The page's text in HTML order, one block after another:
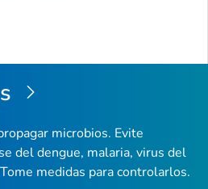
microbios. Evite
del dengue, malaria, virus del
medidas para controlarlos.